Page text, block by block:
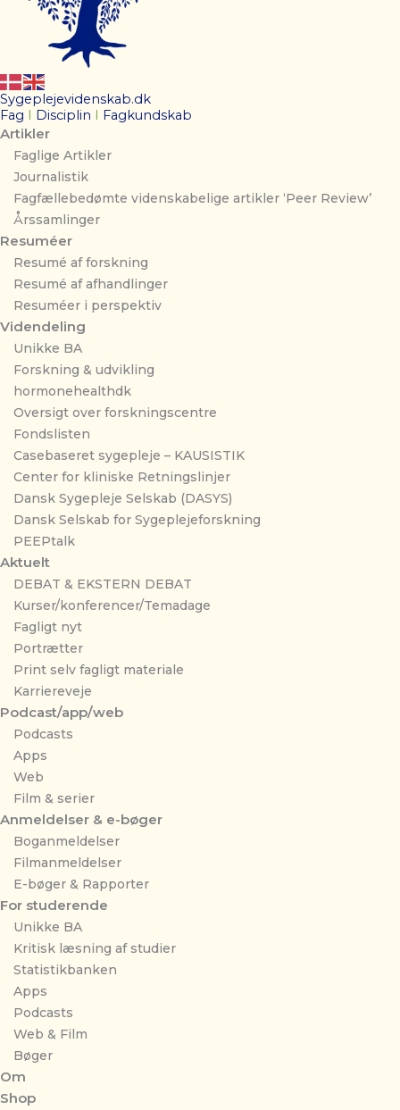
Sygeplejevidenskab.dk
Fag
Disciplin Fagkundskab
Artikler
Faglige Artikler
Journalistik
Fagfællebedømte videnskabelige artikler ‘Peer Review’
Årssamlinger
Resuméer
Resumé af forskning
Resumé af afhandlinger
Resuméer i perspektiv
Videndeling
Unikke BA
Forskning & udvikling
hormonehealthdk
Oversigt over forskningscentre
Fondslisten
Casebaseret sygepleje – KAUSISTIK
Center for kliniske Retningslinjer
Dansk Sygepleje Selskab (DASYS)
Dansk Selskab for Sygeplejeforskning
PEEPtalk
Aktuelt
DEBAT & EKSTERN DEBAT
Kurser/konferencer/Temadage
Fagligt nyt
Portrætter
Print selv fagligt materiale
Karriereveje
Podcast/app/web
Podcasts
Apps
Web
Film & serier
Anmeldelser & e-bøger
Boganmeldelser
Filmanmeldelser
E-bøger & Rapporter
For studerende
Unikke BA
Kritisk læsning af studier
Statistikbanken
Apps
Podcasts
Web & Film
Bøger
Om
Shop